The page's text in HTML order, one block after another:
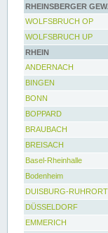
RHEINSBERGER
WOLFSBRUCH OP
WOLFSBRUCH UP
RHEIN
ANDERNACH
BINGEN
BONN
BOPPARD
BRAUBACH
BREISACH
Basel-Rheinhalle
Bodenheim
DUISBURG-RUHRORT
DÜSSELDORF
EMMERICH